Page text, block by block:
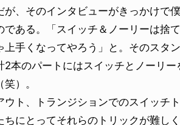
、そのインタビューがきっかけで
である。「スイッチ＆ノーリーは捨
手くなってやろう」と。そのスタ
本のパートにはスイッチとノーリ
）。
ト、トランジションでのスイッチ
にとってそれらのトリックが難し